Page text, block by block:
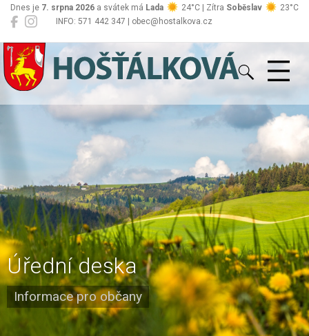
INFO: 571 442 347 | obec@hostalkova.cz
Dnes je 7. srpna 2026 a svátek má Lada 24°C | Zítra Soběslav 23°C
Hošťálková
Úřední deska
Informace pro občany